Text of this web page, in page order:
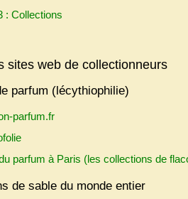
: Collections
sites web de collectionneurs
parfum (lécythiophilie)
parfum.fr
parfum à Paris (les collections de
de sable du monde entier